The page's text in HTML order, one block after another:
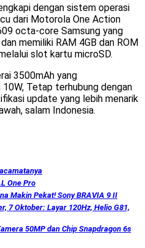
dengan sistem operasi
dari Motorola One Action
octa-core Samsung yang
memiliki RAM 4GB dan ROM
slot kartu microSD.
3500mAh yang
Tetap terhubung dengan
update yang lebih menarik
salam Indonesia.
One Pro
Makin Pekat! Sony BRAVIA 9 II
7 Oktober: Layar 120Hz, Helio G81,
50MP dan Chip Snapdragon 6s